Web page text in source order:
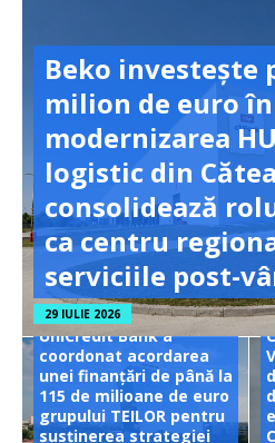
Beko investește
milion de euro în
modernizarea
logistic din
consolidează
ca centru
serviciile post-
29 IULIE 2026
UniCredit Bank a
coordonat acordarea
unei finanțări de până la
115 de milioane de euro
grupului TEILOR pentru
susținerea strategiei